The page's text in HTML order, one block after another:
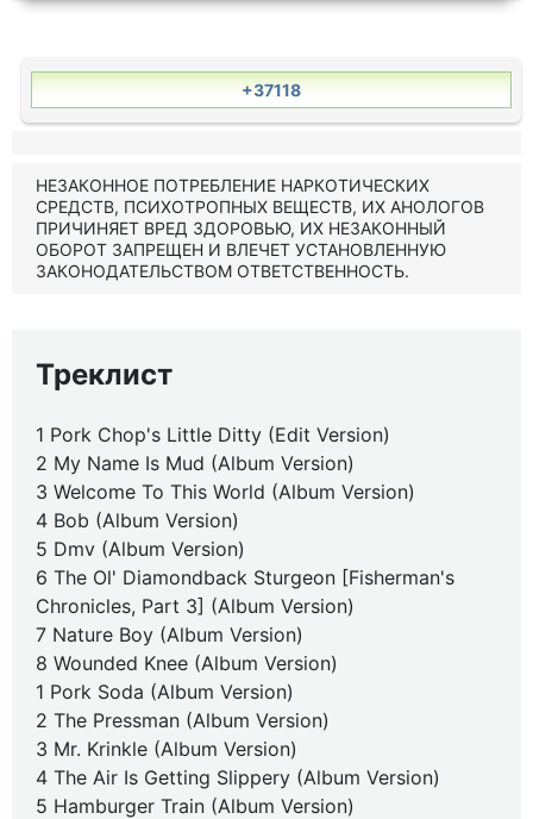
+37118
НЕЗАКОННОЕ ПОТРЕБЛЕНИЕ НАРКОТИЧЕСКИХ
СРЕДСТВ, ПСИХОТРОПНЫХ ВЕЩЕСТВ, ИХ АНОЛОГОВ
ПРИЧИНЯЕТ ВРЕД ЗДОРОВЬЮ, ИХ НЕЗАКОННЫЙ
ОБОРОТ ЗАПРЕЩЕН И ВЛЕЧЕТ УСТАНОВЛЕННУЮ
ЗАКОНОДАТЕЛЬСТВОМ ОТВЕТСТВЕННОСТЬ.
Треклист
1 Pork Chop's Little Ditty (Edit Version)
2 My Name Is Mud (Album Version)
3 Welcome To This World (Album Version)
4 Bob (Album Version)
5 Dmv (Album Version)
6 The Ol' Diamondback Sturgeon [Fisherman's
Chronicles, Part 3] (Album Version)
7 Nature Boy (Album Version)
8 Wounded Knee (Album Version)
1 Pork Soda (Album Version)
2 The Pressman (Album Version)
3 Mr. Krinkle (Album Version)
4 The Air Is Getting Slippery (Album Version)
5 Hamburger Train (Album Version)